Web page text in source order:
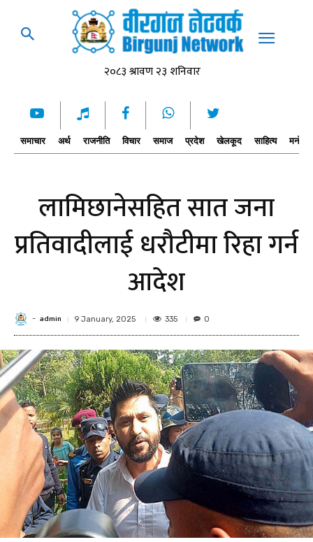
समाचार अर्थ राजनीति विचार समाज प्रदेश खेलकूद साहित्य
लामिछानेसहित सात जना
प्रतिवादीलाई धरौटीमा रिहा गर्न
आदेश
- admin 9 January, 2025 335 0